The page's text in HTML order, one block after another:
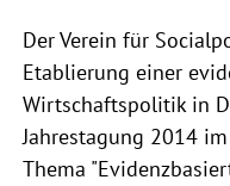
Der Verein für
Etablierung einer
Wirtschaftspolitik in
Jahrestagung 2014
Thema